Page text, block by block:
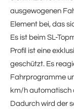
ausgewogenen
Element bei, das
Es ist beim SL-
Profil ist eine
geschützt. Es
Fahrprogramme
km/h automatisch
Dadurch wird der